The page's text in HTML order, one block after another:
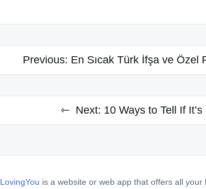
Previous: En Sıcak Türk İfşa ve Özel
Next: 10 Ways to Tell If
LovingYou is a website or web app that offers all